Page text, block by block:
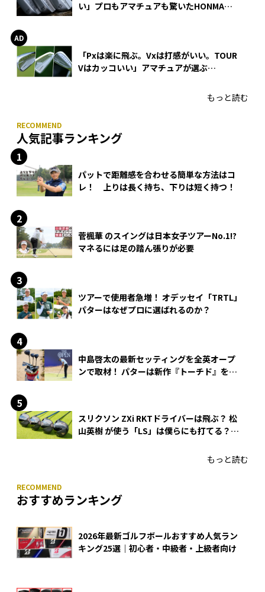
い」プロもアマチュアも驚いたHONMA
「Pxは楽に飛ぶ。Vxは打感がいい。TOUR
Vはカッコいい」アマチュアが選ぶ
もっと読む
人気記事ランキング
パットで距離感を合わせる簡単な方法はコ
レ！ 上りは長く持ち、下りは短く持つ！
菅楓華 のスイングは日本女子ツアーNo.1!?
マネるには足の踏ん張りが必要
ツアーで使用者急増！ オデッセイ「TRTL」
パターはなぜプロに選ばれるのか？
中島啓太の最新セッティングを全英オープ
ンで取材！ パターは新作『トーチド』を投
スリクソン ZXi RKTドライバーは飛ぶ？ 松
山英樹 が使う「LS」は僕らにも打てる？
もっと読む
おすすめランキング
2026年最新ゴルフボールおすすめ人気ラン
キング25選｜初心者・中級者・上級者向け